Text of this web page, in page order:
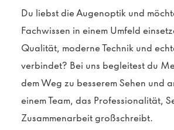
Du liebst die Augenoptik und
Fachwissen in einem Umfeld
Qualität, moderne Technik und
verbindet? Bei uns begleitest du
dem Weg zu besserem Sehen und
einem Team, das Professionalität,
Zusammenarbeit großschreibt.